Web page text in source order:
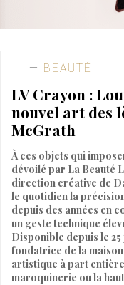
BEAUTÉ
LV Crayon :
nouvel art des
McGrath
À ces objets qui
dévoilé par La Beauté
direction créative de
le quotidien la
depuis des années en
un geste technique
Disponible depuis le
fondatrice de la
artistique à part
maroquinerie ou la